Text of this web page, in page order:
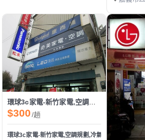
$300/趟
環球3c家電-新竹家電,空調規劃,冷氣安裝&家電整合